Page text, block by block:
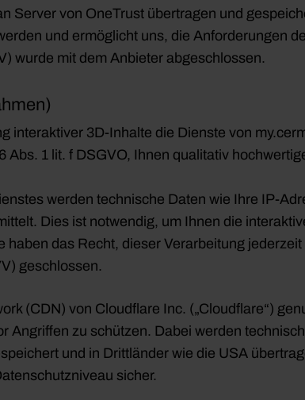
Server von OneTrust übertragen und
und ermöglicht uns, die Anforderungen
wurde mit dem Anbieter abgeschlossen.
interaktiver 3D-Inhalte die Dienste von
Abs. 1 lit. f DSGVO, Ihnen qualitativ
werden technische Daten wie Ihre IP-
Dies ist notwendig, um Ihnen die
haben das Recht, dieser Verarbeitung
geschlossen.
(CDN) von Cloudflare Inc. („Cloudflare“)
Angriffen zu schützen. Dabei werden
und in Drittländer wie die USA
sicher.